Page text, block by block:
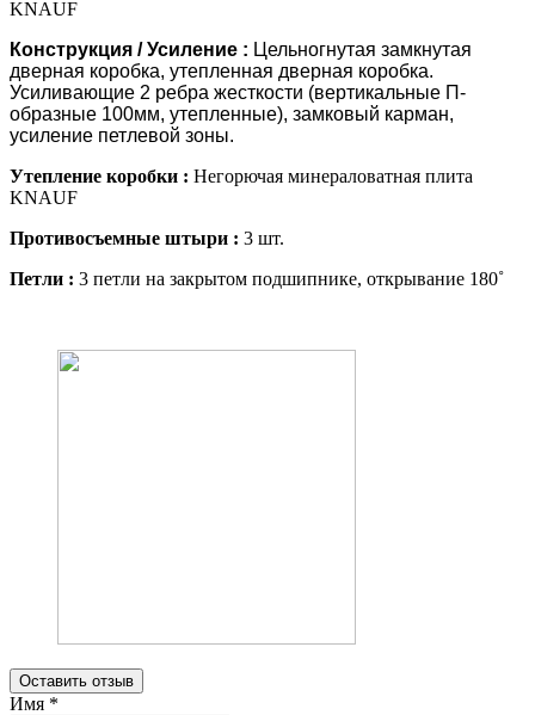
KNAUF
Конструкция / Усиление : Цельногнутая замкнутая
дверная коробка, утепленная дверная коробка.
Усиливающие 2 ребра жесткости (вертикальные П-
образные 100мм, утепленные), замковый карман,
усиление петлевой зоны.
Утепление коробки : Негорючая минераловатная плита
KNAUF
Противосъемные штыри : 3 шт.
Петли : 3 петли на закрытом подшипнике, открывание 180˚
Оставить отзыв
Имя *